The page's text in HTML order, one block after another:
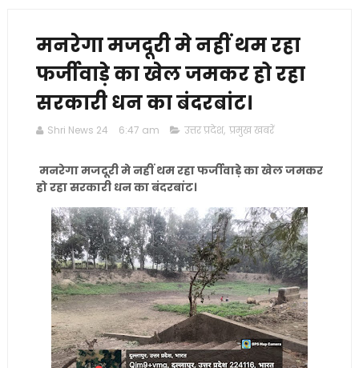
मनरेगा मजदूरी मे नहीं थम रहा
फर्जीवाड़े का खेल जमकर हो रहा
सरकारी धन का बंदरबांट।
Shri News 24 6:47 am उत्तर प्रदेश, प्रमुख खबरें
मनरेगा मजदूरी मे नहीं थम रहा फर्जीवाड़े का खेल जमकर
हो रहा सरकारी धन का बंदरबांट।